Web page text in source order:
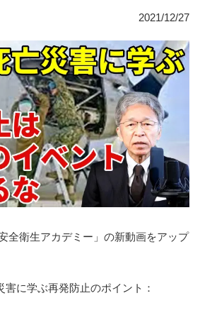
2021/12/27
全衛生アカデミー」の新動画をアップ
に学ぶ再発防止のポイント：